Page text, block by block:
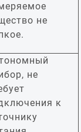
не
не
к